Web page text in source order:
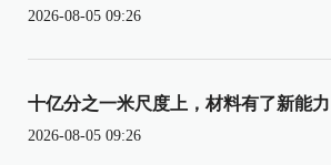
2026-08-05 09:26
十亿分之一米尺度上，材料有了新能力
2026-08-05 09:26